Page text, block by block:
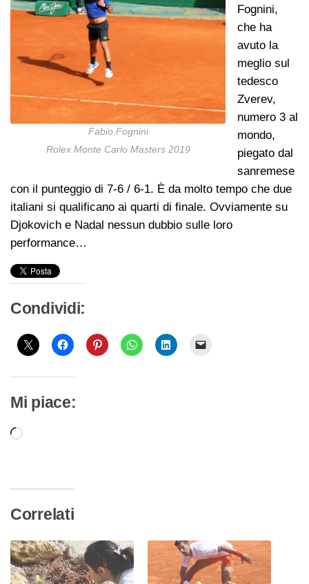
Fabio Fognini
Rolex Monte Carlo Masters 2019
Fognini,
che ha
avuto la
meglio sul
tedesco
Zverev,
numero 3 al
mondo,
piegato dal
sanremese
con il punteggio di 7-6 / 6-1. È da molto tempo che due
italiani si qualificano ai quarti di finale. Ovviamente su
Djokovich e Nadal nessun dubbio sulle loro
performance…
Condividi:
Mi piace:
Caricamento
Correlati